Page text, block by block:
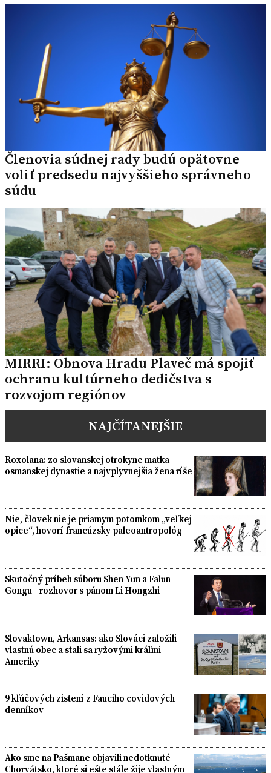
Členovia súdnej rady budú opätovne
voliť predsedu najvyššieho správneho
súdu
MIRRI: Obnova Hradu Plaveč má spojiť
ochranu kultúrneho dedičstva s
rozvojom regiónov
NAJČÍTANEJŠIE
Roxolana: zo slovanskej otrokyne matka
osmanskej dynastie a najvplyvnejšia žena ríše
Nie, človek nie je priamym potomkom „veľkej
opice“, hovorí francúzsky paleoantropológ
Skutočný príbeh súboru Shen Yun a Falun
Gongu - rozhovor s pánom Li Hongzhi
Slovaktown, Arkansas: ako Slováci založili
vlastnú obec a stali sa ryžovými kráľmi
Ameriky
9 kľúčových zistení z Fauciho covidových
denníkov
Ako sme na Pašmane objavili nedotknuté
Chorvátsko, ktoré si ešte stále žije vlastným